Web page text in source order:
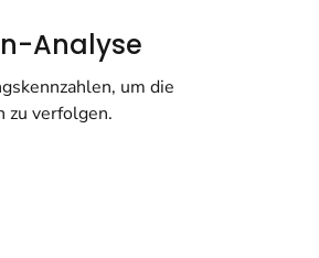
Analyse
um die
zu verfolgen.